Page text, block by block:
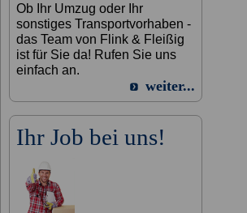
Ob Ihr Umzug oder Ihr
sonstiges Transportvorhaben -
das Team von Flink & Fleißig
ist für Sie da! Rufen Sie uns
einfach an.
weiter...
Ihr Job bei uns!